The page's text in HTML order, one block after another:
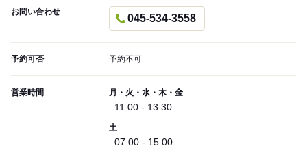
お問い合わせ
045-534-3558
予約可否 予約不可
営業時間 月・火・水・木・金
11:00 - 13:30
土
07:00 - 15:00